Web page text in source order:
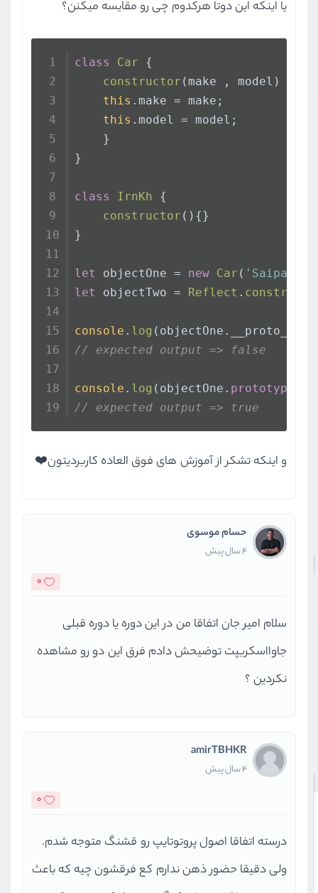
یا اینکه این دوتا هرکدوم چی رو مقایسه میکنن؟
class Car {
constructor ( make , model ) {
this . make = make;
this . model
= model;
    }
}
class IrnKh {
constructor ( ){}
}
let objectOne = new Car ( 'Saipa'
let
objectTwo = Reflect . construct
console . log (objectOne. __proto__
// expected output => false
console . log (objectOne. prototype
// expected output => true
و اینکه تشکر از آموزش های فوق العاده کاربردیتون❤️
حسام موسوی
4 سال پیش
0
سلام امیر جان اتفاقا من در این دوره یا دوره قبلی
جاوااسکریپت توضیحش دادم فرق این دو رو مشاهده
نکردین ؟
amirTBHKR
4 سال پیش
0
درسته اتفاقا اصول پروتوتایپ رو قشنگ متوجه شدم.
ولی دقیقا حضور ذهن ندارم کع فرقشون چیه که باعث